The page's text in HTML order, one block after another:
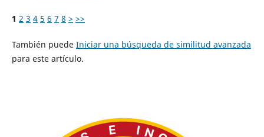
1 2 3 4 5 6 7 8 > >>
También puede Iniciar una búsqueda de similitud avanzada
para este artículo.